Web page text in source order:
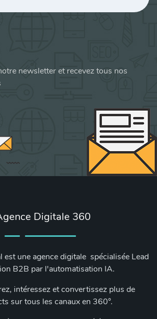
newsletter et recevez tous nos
Digitale 360
une agence digitale spécialisée Lead
B2B par l'automatisation IA.
intéressez et convertissez plus de
sur tous les canaux en 360°.